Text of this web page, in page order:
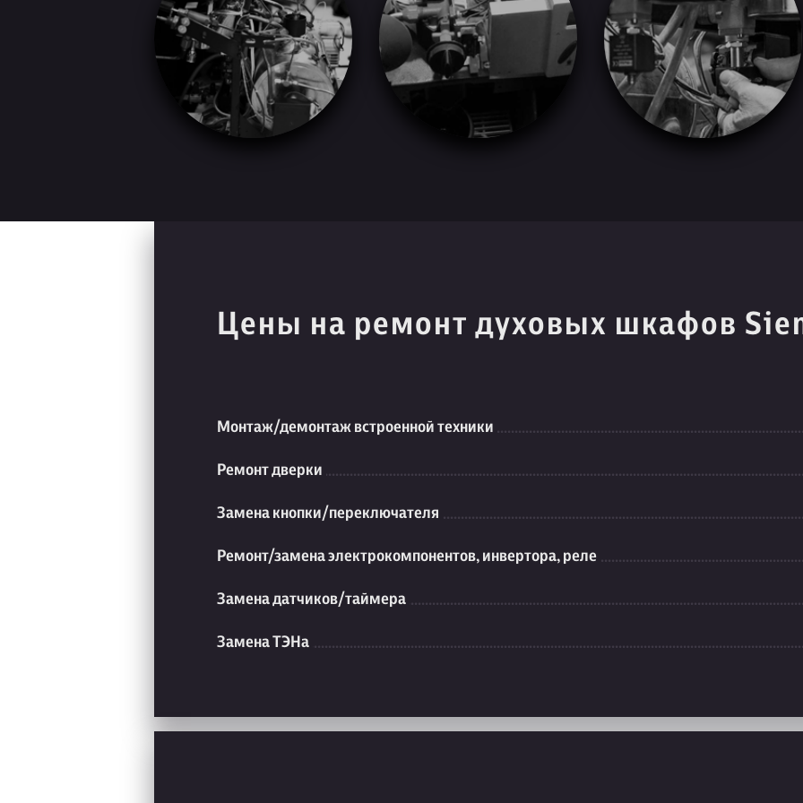
Цены на ремонт духовых шкафов
Монтаж/демонтаж встроенной техники
Ремонт дверки
Замена кнопки/переключателя
Ремонт/замена электрокомпонентов, инвертора, реле
Замена датчиков/таймера
Замена ТЭНа